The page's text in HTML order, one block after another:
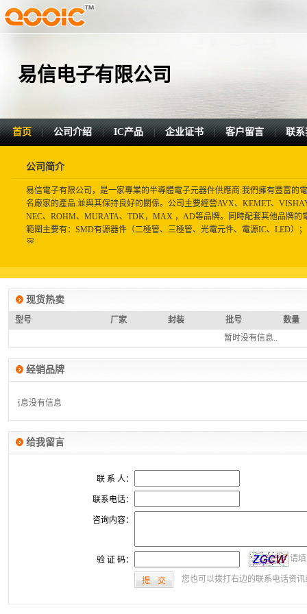
易信电子有限公司
首页 | 公司介绍 | IC产品 | 企业证书 | 客户留言 | 联系
公司简介
易信電子有限公司，是一家專業的半導體電子元器件供應商.我們擁有豐富的
名廠家的產品.並與其保持良好的關係。公司主要經營AVX、KEMET、
NEC、ROHM、MURATA、TDK，MAX ，AD等品牌。同時配套其他品牌的
範圍主要有：SMD有源器件（二極管、三極管、光電元件、電源IC、LED）
容...
现货热卖
型号 厂家 封装 批号
数量
暂时没有信息..
经销品牌
信息没有信息
给我留言
联 系 人：
联系电话：
咨询内容：
验 证 码： 请填
您也可以拨打右边的联系电话资